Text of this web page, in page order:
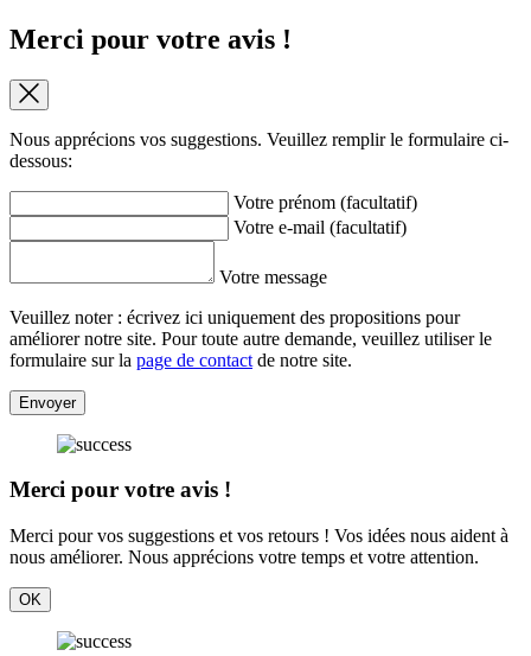
Merci pour votre avis !
Nous apprécions vos suggestions. Veuillez remplir le formulaire ci-
dessous:
Votre prénom (facultatif)
Votre e-mail (facultatif)
Votre message
Veuillez noter : écrivez ici uniquement des propositions pour
améliorer notre site. Pour toute autre demande, veuillez utiliser le
formulaire sur la page de contact de notre site.
Envoyer
Merci pour votre avis !
Merci pour vos suggestions et vos retours ! Vos idées nous aident à
nous améliorer. Nous apprécions votre temps et votre attention.
OK